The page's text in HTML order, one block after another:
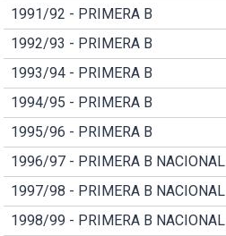
1991/92 - PRIMERA B
1992/93 - PRIMERA B
1993/94 - PRIMERA B
1994/95 - PRIMERA B
1995/96 - PRIMERA B
1996/97 - PRIMERA B NACIONAL
1997/98 - PRIMERA B NACIONAL
1998/99 - PRIMERA B NACIONAL